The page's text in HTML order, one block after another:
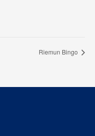
Riemun Bingo